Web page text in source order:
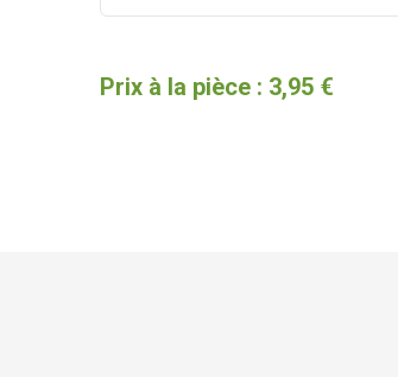
Prix à la pièce : 3,95 €